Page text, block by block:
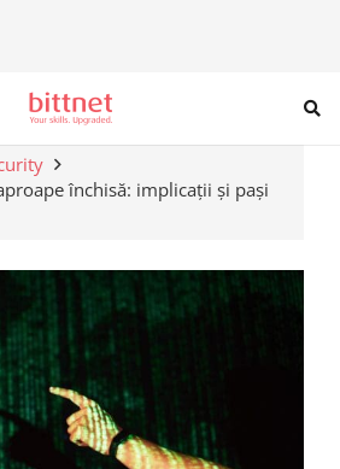
When autocomplete results
închisă: implicații și pași